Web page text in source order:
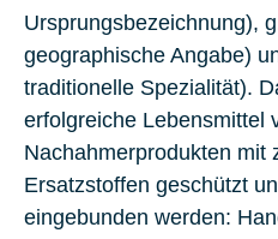
Ursprungsbezeichnung),
geographische Angabe)
traditionelle Spezialität).
erfolgreiche Lebensmittel
Nachahmerprodukten mit
Ersatzstoffen geschützt
eingebunden werden: